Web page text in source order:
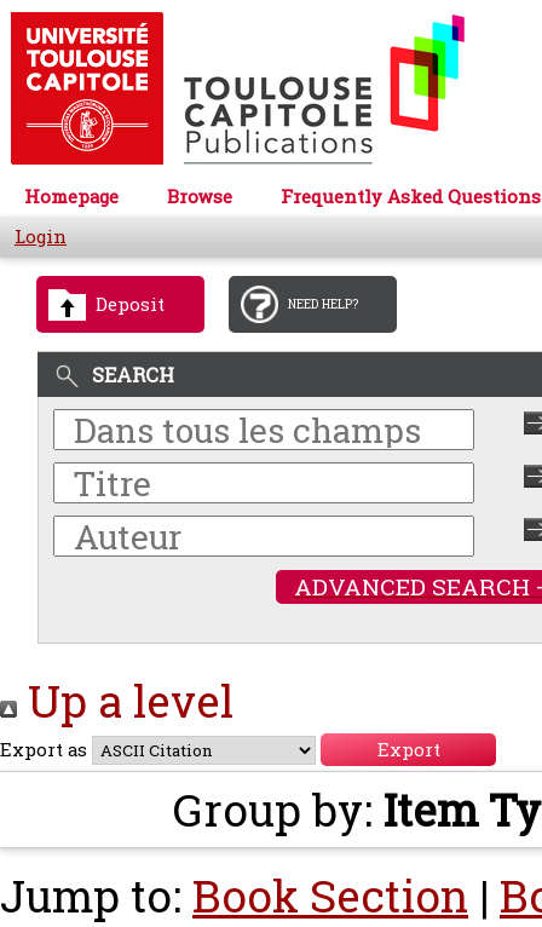
Homepage Browse
Frequently Asked Questions
Login
Deposit NEED HELP?
SEARCH
ADVANCED SEARCH
Up a level
Export as
Group by: Item
Jump to: Book Section |